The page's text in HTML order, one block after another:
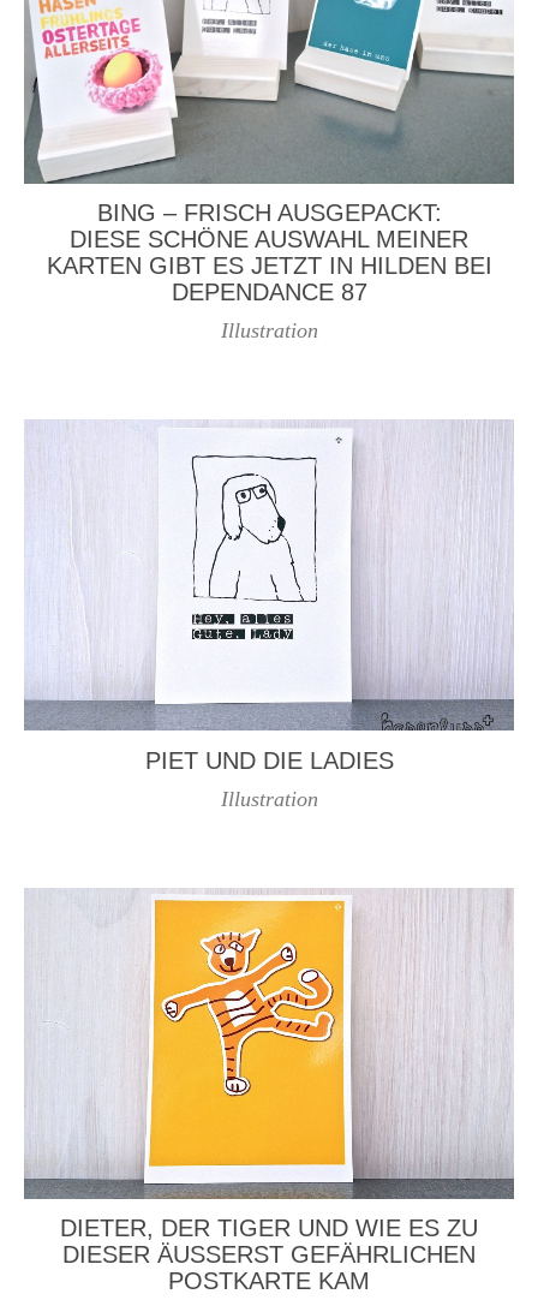
BING – FRISCH AUSGEPACKT:
DIESE SCHÖNE AUSWAHL MEINER
KARTEN GIBT ES JETZT IN HILDEN BEI
DEPENDANCE 87
Illustration
PIET UND DIE LADIES
Illustration
DIETER, DER TIGER UND WIE ES ZU
DIESER ÄUSSERST GEFÄHRLICHEN P
OSTKARTE KAM